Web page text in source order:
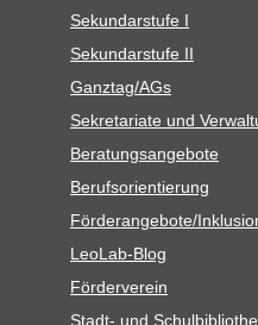
Sekun­dar­stufe I
Sekun­dar­stufe II
Ganztag/​​AGs
Sekre­ta­riate und
Bera­tungs­an­ge­bote
Berufs­ori­en­tie­rung
Förderangebote/​​
Leo­Lab-Blog
För­der­ver­ein
Stadt- und